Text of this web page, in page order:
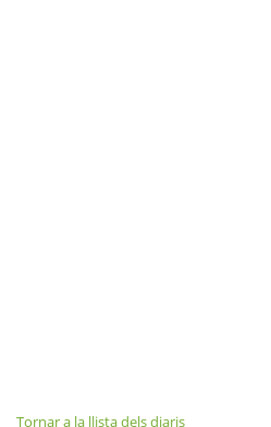
Tornar a la llista dels diaris